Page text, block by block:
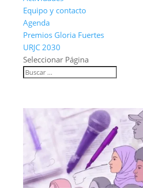
Equipo y contacto
Agenda
Premios Gloria Fuertes
URJC 2030
Seleccionar Página